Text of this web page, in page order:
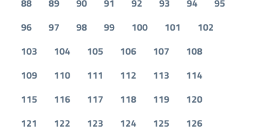
88
89 90 91 92 93 94
95
96
97 98 99 100 101
102
103
104 105 106 107
108
109
110 111 112 113
114
115
116 117 118 119
120
121
122 123 124 125
126